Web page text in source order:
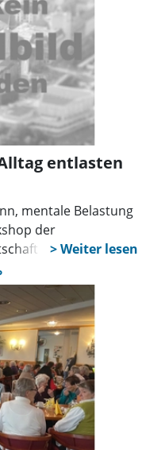
entlasten
mentale Belastung
der
im
Load reduzieren
wie digitale Tools
den Alltag bringen